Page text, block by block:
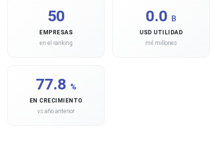
50
EMPRESAS
en el ranking
0.0 B
USD UTILIDAD
mil millones
77.8 %
EN CRECIMIENTO
vs año anterior